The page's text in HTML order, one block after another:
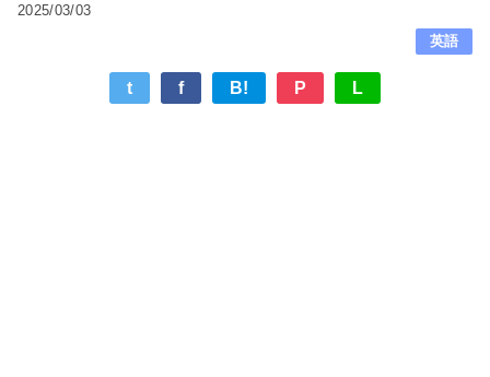
2025/03/03
英語
t f B! P L